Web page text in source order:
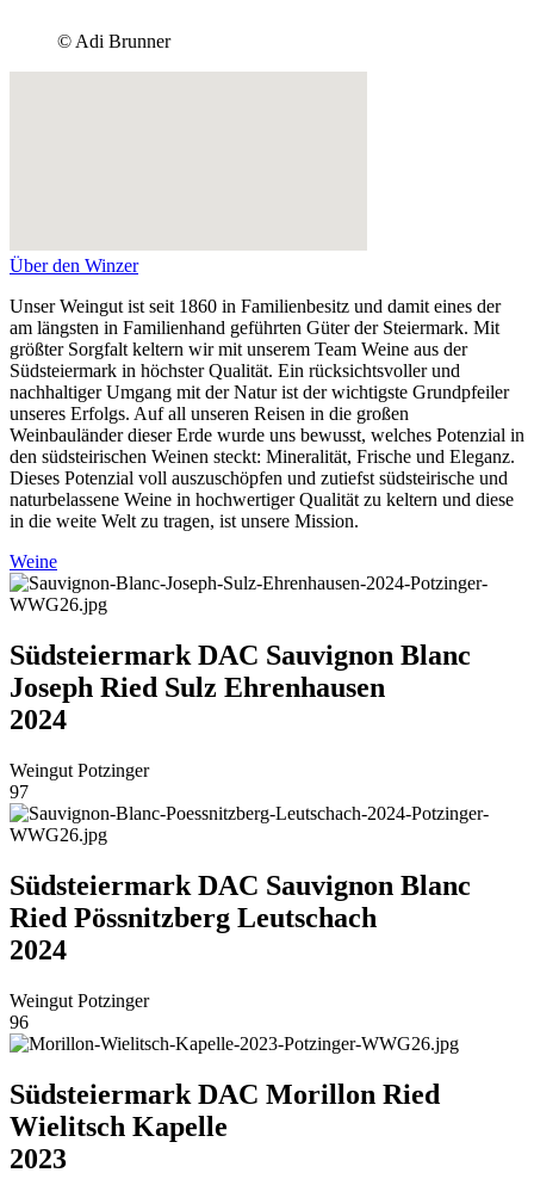
© Adi Brunner
Über den Winzer
Unser Weingut ist seit 1860 in Familienbesitz und damit eines der
am längsten in Familienhand geführten Güter der Steiermark. Mit
größter Sorgfalt keltern wir mit unserem Team Weine aus der
Südsteiermark in höchster Qualität. Ein rücksichtsvoller und
nachhaltiger Umgang mit der Natur ist der wichtigste Grundpfeiler
unseres Erfolgs. Auf all unseren Reisen in die großen
Weinbauländer dieser Erde wurde uns bewusst, welches Potenzial in
den südsteirischen Weinen steckt: Mineralität, Frische und Eleganz.
Dieses Potenzial voll auszuschöpfen und zutiefst südsteirische und
naturbelassene Weine in hochwertiger Qualität zu keltern und diese
in die weite Welt zu tragen, ist unsere Mission.
Weine
Südsteiermark DAC Sauvignon Blanc
Joseph Ried Sulz Ehrenhausen
2024
Weingut Potzinger
97
Südsteiermark DAC Sauvignon Blanc
Ried Pössnitzberg Leutschach
2024
Weingut Potzinger
96
Südsteiermark DAC Morillon Ried
Wielitsch Kapelle
2023